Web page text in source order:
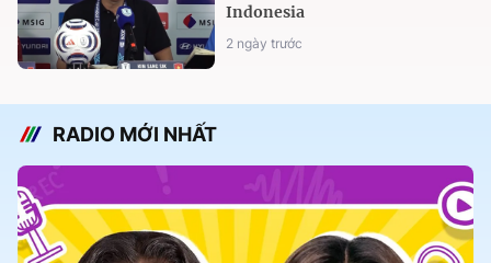
Indonesia
2 ngày trước
RADIO MỚI NHẤT